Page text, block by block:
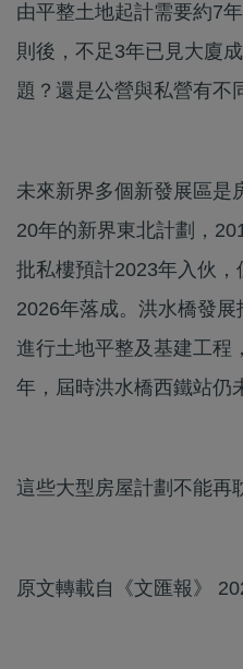
由平整土地起計需要約7
則後，不足3年已見大廈
題？還是公營與私營有不
未來新界多個新發展區是
20年的新界東北計劃，
批私樓預計2023年入伙，
2026年落成。洪水橋發
進行土地平整及基建工程
年，屆時洪水橋西鐵站仍
這些大型房屋計劃不能再
原文轉載自《文匯報》